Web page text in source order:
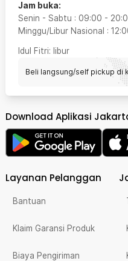
Jam buka:
Senin - Sabtu : 09:00 -
Minggu/Libur Nasional :
Idul Fitri: libur
Beli langsung/self pickup di
Download Aplikasi
Layanan Pelanggan
Bantuan
Klaim Garansi Produk
Biaya Pengiriman